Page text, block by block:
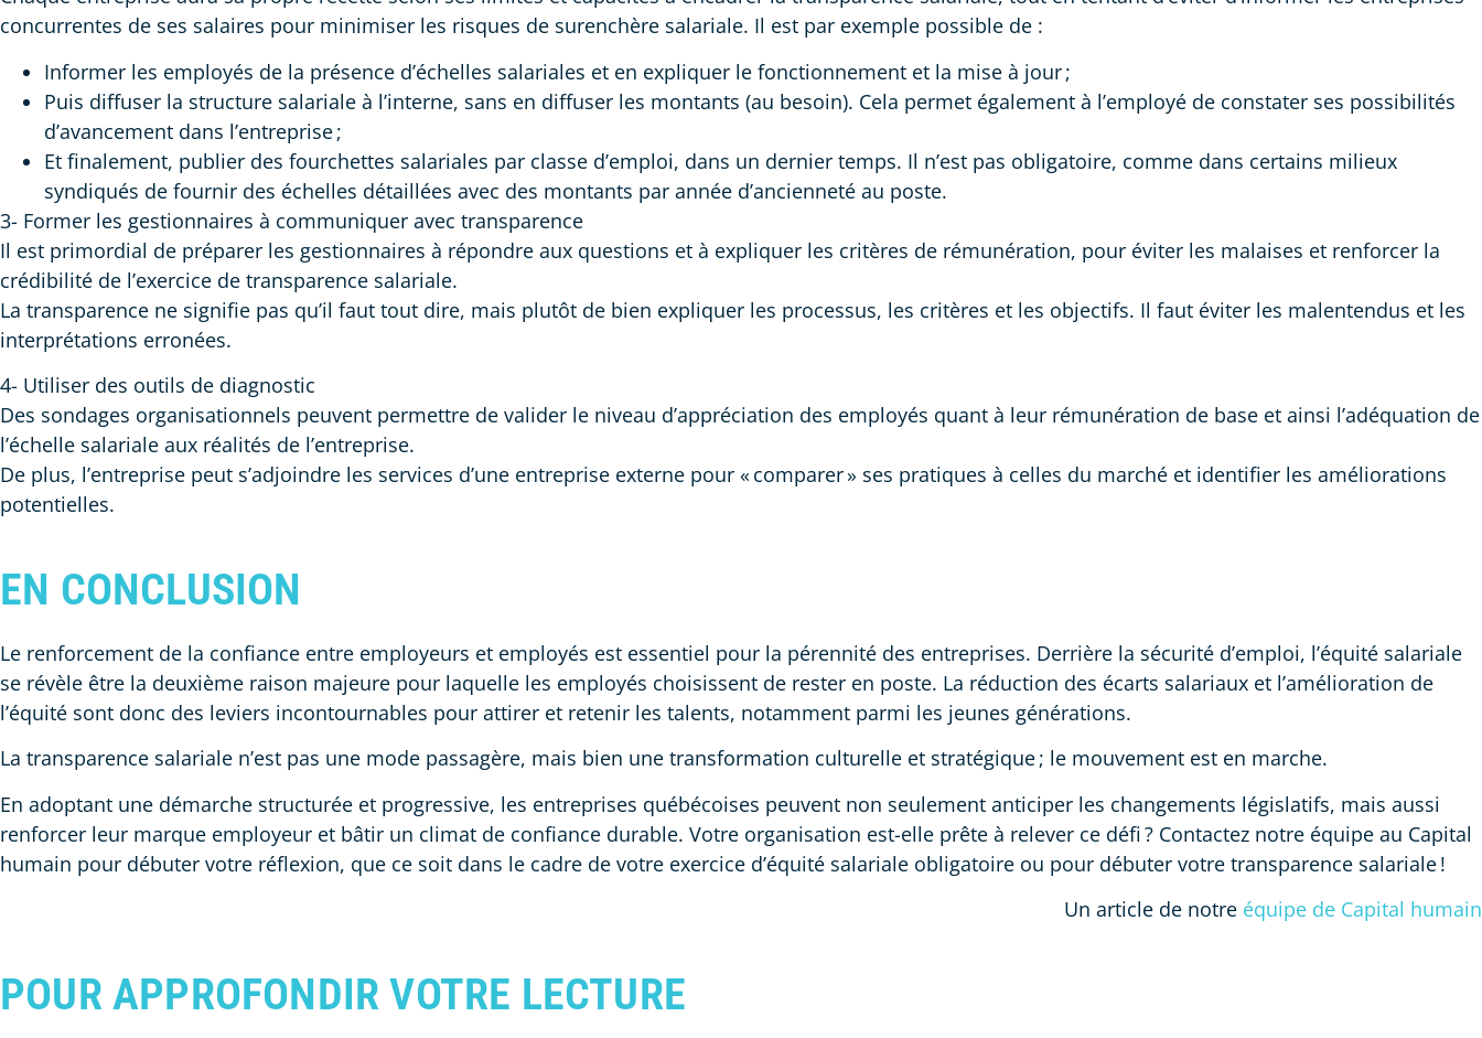
concurrentes de ses salaires pour minimiser les risques de surenchère salariale. Il est par exemple possible de :
Informer les employés de la présence d’échelles salariales et en expliquer le fonctionnement et la mise à jour ;
Puis diffuser la structure salariale à l’interne, sans en diffuser les montants (au besoin). Cela permet également à l’employé de constater ses possibilités
d’avancement dans l’entreprise ;
Et finalement, publier des fourchettes salariales par classe d’emploi, dans un dernier temps. Il n’est pas obligatoire, comme dans certains milieux
syndiqués de fournir des échelles détaillées avec des montants par année d’ancienneté au poste.
3- Former les gestionnaires à communiquer avec transparence
Il est primordial de préparer les gestionnaires à répondre aux questions et à expliquer les critères de rémunération, pour éviter les malaises et renforcer la
crédibilité de l’exercice de transparence salariale.
La transparence ne signifie pas qu’il faut tout dire, mais plutôt de bien expliquer les processus, les critères et les objectifs. Il faut éviter les malentendus et les
interprétations erronées.
4- Utiliser des outils de diagnostic
Des sondages organisationnels peuvent permettre de valider le niveau d’appréciation des employés quant à leur rémunération de base et ainsi l’adéquation de
l’échelle salariale aux réalités de l’entreprise.
De plus, l’entreprise peut s’adjoindre les services d’une entreprise externe pour « comparer » ses pratiques à celles du marché et identifier les améliorations
potentielles.
EN CONCLUSION
Le renforcement de la confiance entre employeurs et employés est essentiel pour la pérennité des entreprises. Derrière la sécurité d’emploi, l’équité salariale
se révèle être la deuxième raison majeure pour laquelle les employés choisissent de rester en poste. La réduction des écarts salariaux et l’amélioration de
l’équité sont donc des leviers incontournables pour attirer et retenir les talents, notamment parmi les jeunes générations.
La transparence salariale n’est pas une mode passagère, mais bien une transformation culturelle et stratégique ; le mouvement est en marche.
En adoptant une démarche structurée et progressive, les entreprises québécoises peuvent non seulement anticiper les changements législatifs, mais aussi
renforcer leur marque employeur et bâtir un climat de confiance durable. Votre organisation est-elle prête à relever ce défi ? Contactez notre équipe au Capital
humain pour débuter votre réflexion, que ce soit dans le cadre de votre exercice d’équité salariale obligatoire ou pour débuter votre transparence salariale !
Un article de notre équipe de Capital humain
POUR APPROFONDIR VOTRE LECTURE